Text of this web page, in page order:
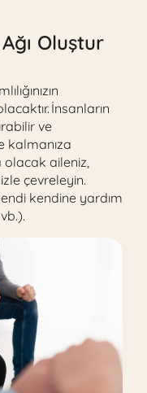
Oluştur
İnsanların
ve
kalmanıza
olacak aileniz,
çevreleyin.
kendine yardım